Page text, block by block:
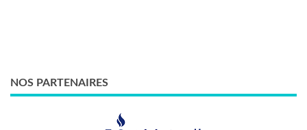
NOS PARTENAIRES